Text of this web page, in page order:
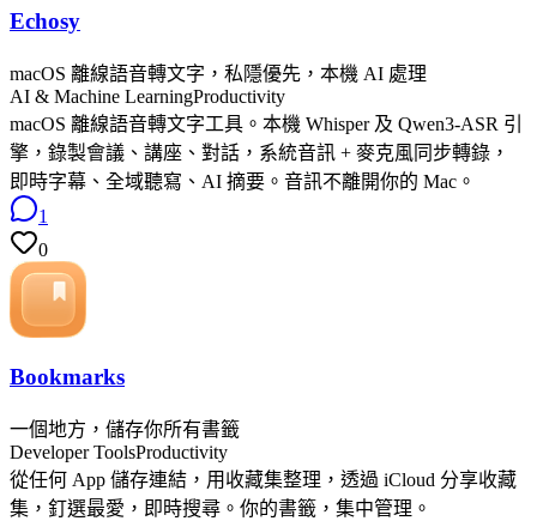
Echosy
macOS 離線語音轉文字，私隱優先，本機 AI 處理
AI & Machine LearningProductivity
macOS 離線語音轉文字工具。本機 Whisper 及 Qwen3-ASR 引
擎，錄製會議、講座、對話，系統音訊 + 麥克風同步轉錄，
即時字幕、全域聽寫、AI 摘要。音訊不離開你的 Mac。
1
0
Bookmarks
一個地方，儲存你所有書籤
Developer ToolsProductivity
從任何 App 儲存連結，用收藏集整理，透過 iCloud 分享收藏
集，釘選最愛，即時搜尋。你的書籤，集中管理。